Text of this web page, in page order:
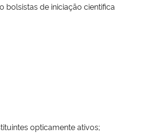
de iniciação cientifica
opticamente ativos;